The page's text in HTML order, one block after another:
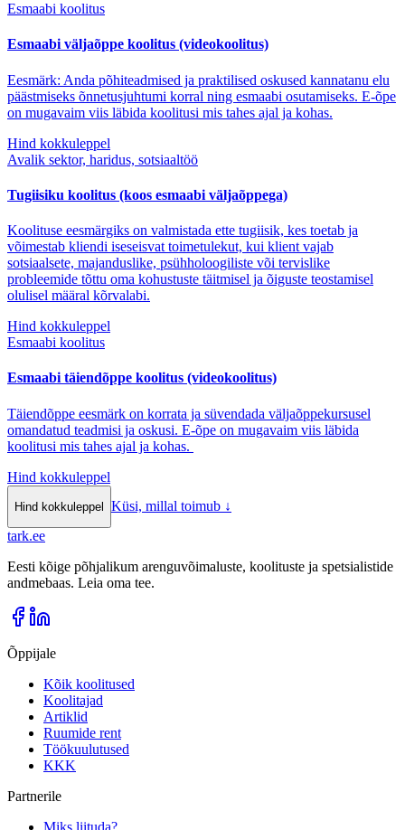
Esmaabi koolitus
Esmaabi väljaõppe koolitus (videokoolitus)
Eesmärk: Anda põhiteadmised ja praktilised oskused kannatanu elu
päästmiseks õnnetusjuhtumi korral ning esmaabi osutamiseks. E-õpe
on mugavaim viis läbida koolitusi mis tahes ajal ja kohas.
Hind kokkuleppel
Avalik sektor, haridus, sotsiaaltöö
Tugiisiku koolitus (koos esmaabi väljaõppega)
Koolituse eesmärgiks on valmistada ette tugiisik, kes toetab ja
võimestab kliendi iseseisvat toimetulekut, kui klient vajab
sotsiaalsete, majanduslike, psühholoogiliste või tervislike
probleemide tõttu oma kohustuste täitmisel ja õiguste teostamisel
olulisel määral kõrvalabi.
Hind kokkuleppel
Esmaabi koolitus
Esmaabi täiendõppe koolitus (videokoolitus)
Täiendõppe eesmärk on korrata ja süvendada väljaõppekursusel
omandatud teadmisi ja oskusi. E-õpe on mugavaim viis läbida
koolitusi mis tahes ajal ja kohas.
Hind kokkuleppel
Hind kokkuleppel Küsi, millal toimub ↓
tark.ee
Eesti kõige põhjalikum arenguvõimaluste, koolituste ja spetsialistide
andmebaas. Leia oma tee.
Õppijale
Kõik koolitused
Koolitajad
Artiklid
Ruumide rent
Töökuulutused
KKK
Partnerile